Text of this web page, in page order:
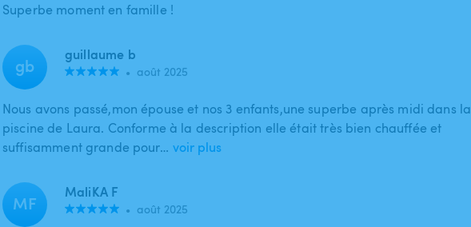
Superbe moment en famille !
gb guillaume b
• août 2025
Nous avons passé,mon épouse et nos 3 enfants,une superbe après midi dans la
piscine de Laura. Conforme à la description elle était très bien chauffée et
suffisamment grande pour… voir plus
MF MaliKA F
• août 2025